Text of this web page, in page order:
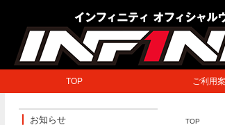
TOP ご利用
TOP
お知らせ